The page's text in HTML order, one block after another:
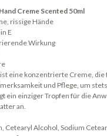
Creme Scented 50ml
rissige Hände
E
Wirkung
eine konzentrierte Creme,
und Pflege, um
ein einziger Tropfen für die
an.
Cetearyl Alcohol, Sodium